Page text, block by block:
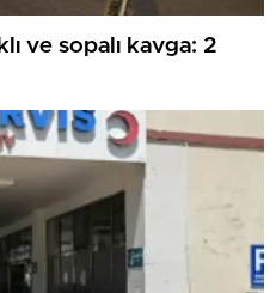
ve sopalı kavga: 2